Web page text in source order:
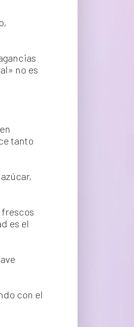
no es
tanto
es el
con el